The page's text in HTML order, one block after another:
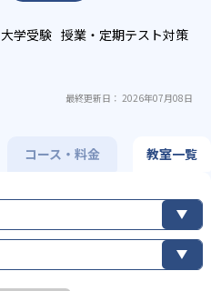
大学受験 授業・定期テスト対策
最終更新日： 2026年07月08日
コース・料金 教室一覧